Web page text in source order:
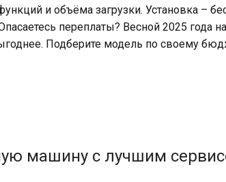
и объёма загрузки. Установка –
переплаты? Весной 2025 года
Подберите модель по своему
машину с лучшим